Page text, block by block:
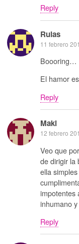
Reply
Rulas
11 febrero
Boooring…
El hamor
Reply
Maki
12 febrero
Veo que
de dirigir la
ella
impotentes
inhumano
Reply